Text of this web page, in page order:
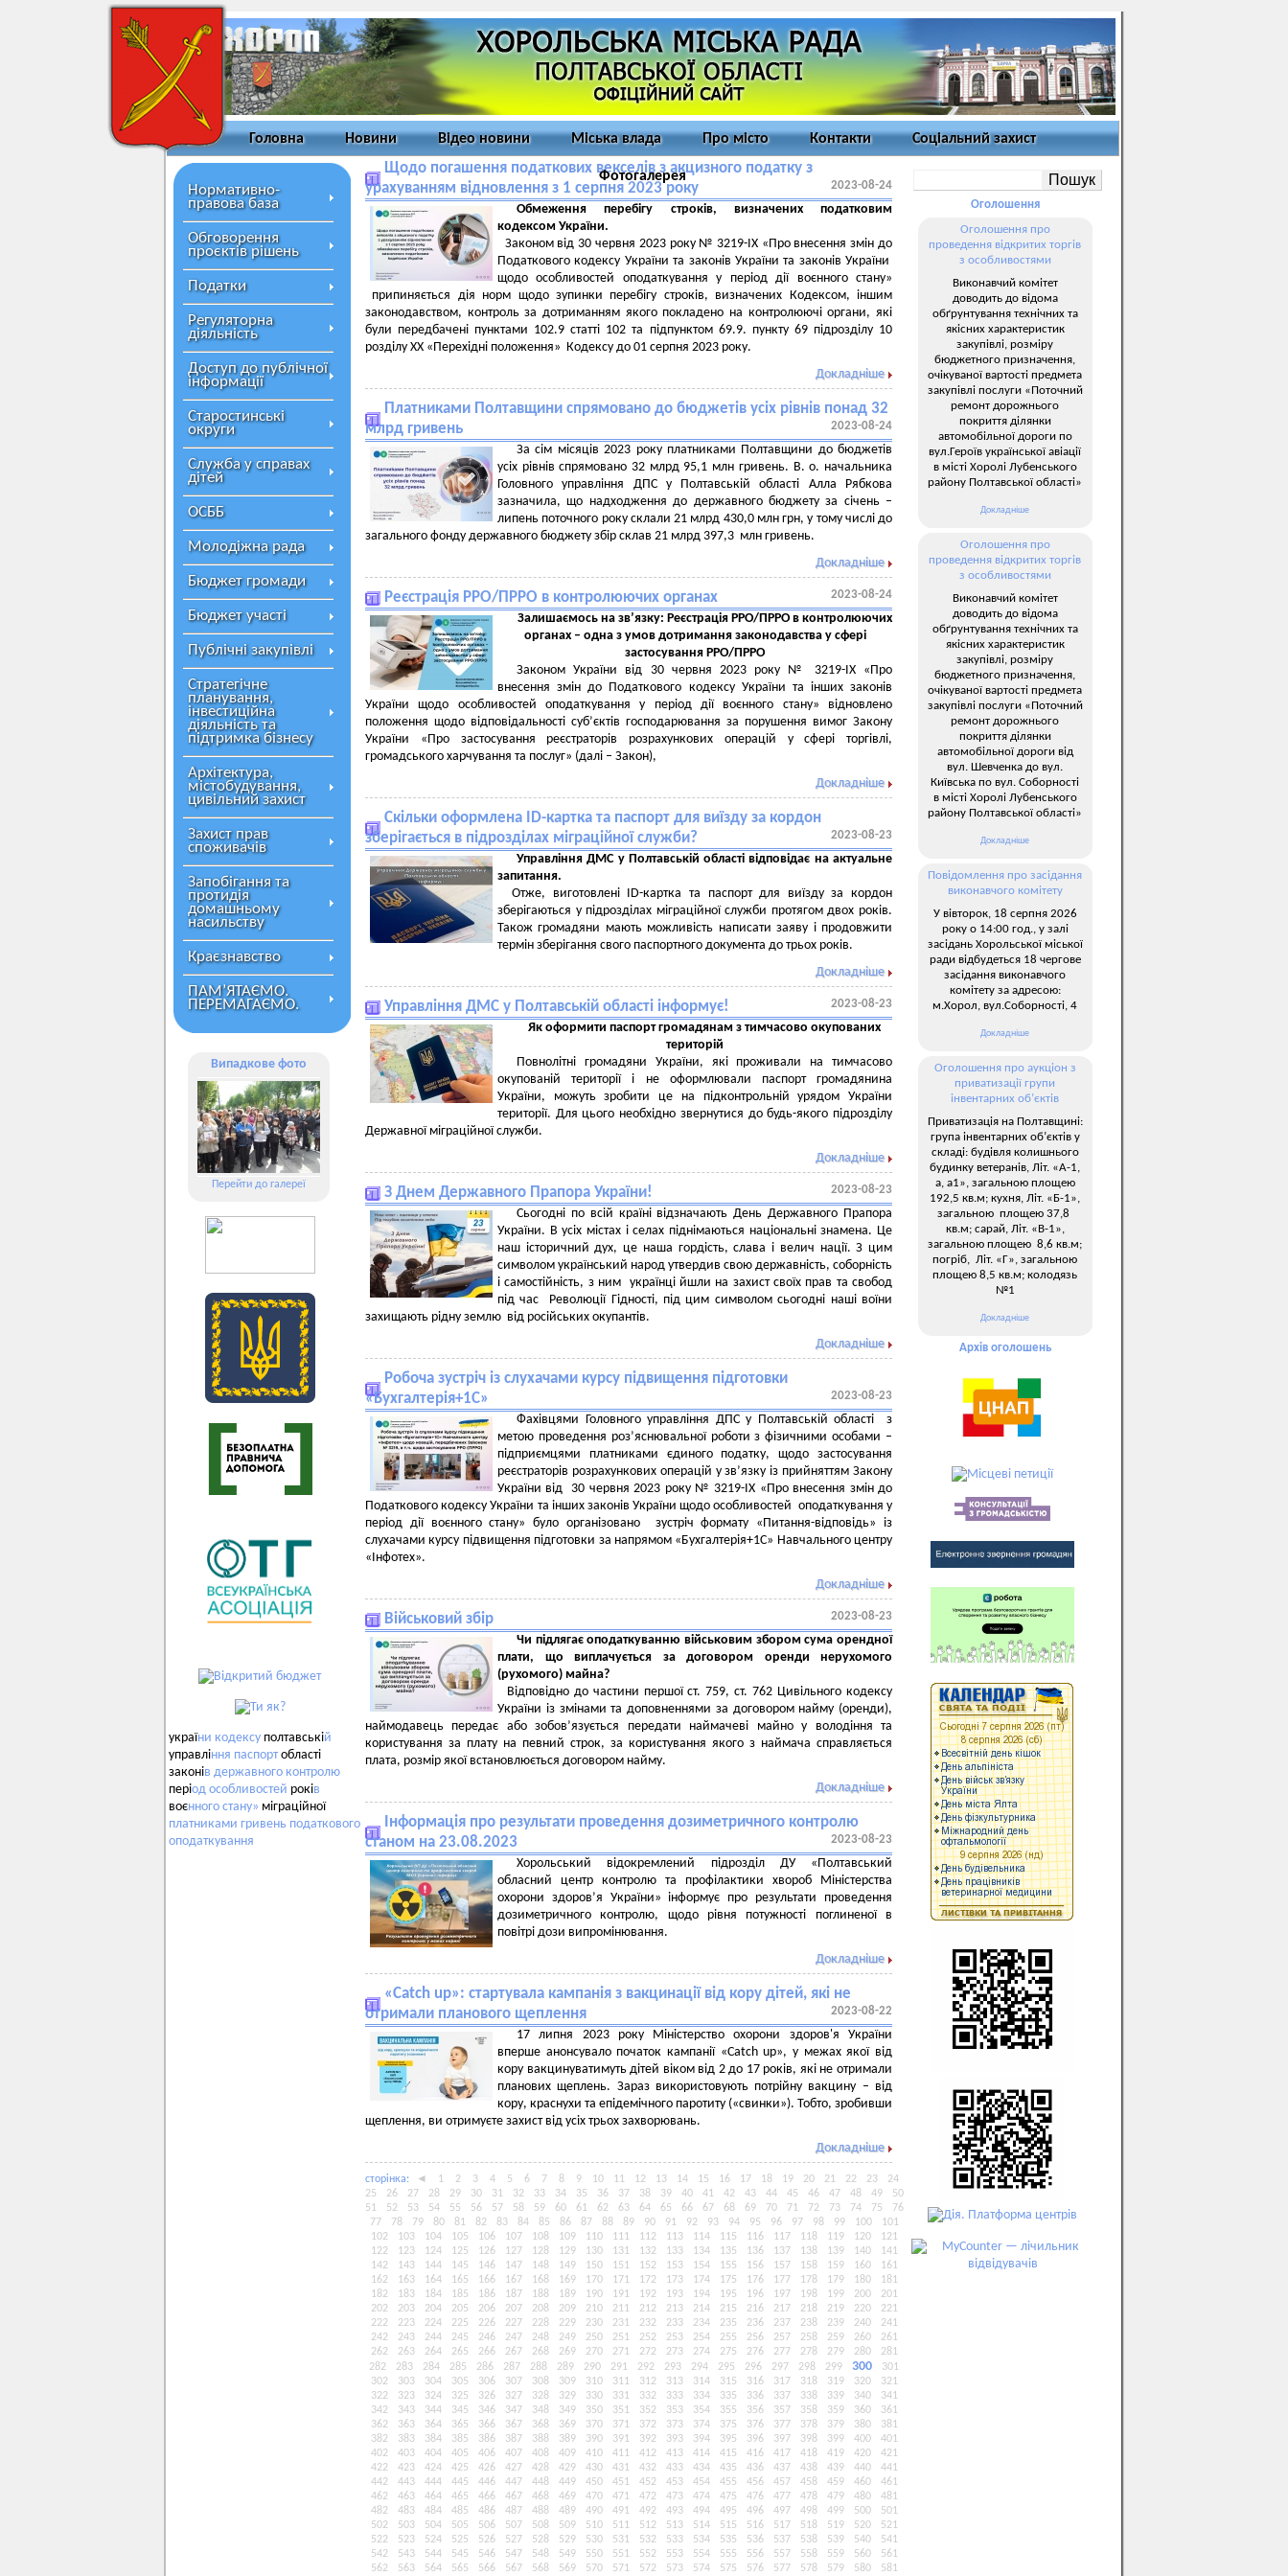
Головна Новини Відео новини Міська влада Про місто Контакти Соціальний захист
Фотогалерея
Нормативно-
правова база
Обговорення
проєктів рішень
Податки
Регуляторна
діяльність
Доступ до публічної
інформації
Старостинські
округи
Служба у справах
дітей
ОСББ
Молодіжна рада
Бюджет громади
Бюджет участі
Публічні закупівлі
Стратегічне
планування,
інвестиційна
діяльність та
підтримка бізнесу
Архітектура,
містобудування,
цивільний захист
Захист прав
споживачів
Запобігання та
протидія
домашньому
насильству
Краєзнавство
ПАМ’ЯТАЄМО.
ПЕРЕМАГАЄМО.
Випадкове фото
Перейти до галереї
україни кодексу полтавській
управління паспортобласті
законів державного контролю
період особливостей років
воєнного стану» міграційної
платниками гривень податкового
оподаткування
Щодо погашення податкових векселів з акцизного податку з
урахуванням відновлення з 1 серпня 2023 року
2023-08-24
Обмеження перебігу строків, визначених податковим
кодексом України.
Законом від 30 червня 2023 року № 3219-ІХ «Про внесення змін до
Податкового кодексу України та законів України та законів України
щодо особливостей оподаткування у період дії воєнного стану»
припиняється дія норм щодо зупинки перебігу строків, визначених Кодексом, іншим
законодавством, контроль за дотриманням якого покладено на контролюючі органи, які
були передбачені пунктами 102.9 статті 102 та підпунктом 69.9. пункту 69 підрозділу 10
розділу ХХ «Перехідні положення» Кодексу до 01 серпня 2023 року.
Докладніше
Платниками Полтавщини спрямовано до бюджетів усіх рівнів понад 32
млрд гривень
2023-08-24
За сім місяців 2023 року платниками Полтавщини до бюджетів
усіх рівнів спрямовано 32 млрд 95,1 млн гривень. В. о. начальника
Головного управління ДПС у Полтавській області Алла Рябкова
зазначила, що надходження до державного бюджету за січень –
липень поточного року склали 21 млрд 430,0 млн грн, у тому числі до
загального фонду державного бюджету збір склав 21 млрд 397,3 млн гривень.
Докладніше
Реєстрація РРО/ПРРО в контролюючих органах 2023-08-24
Залишаємось на зв’язку: Реєстрація РРО/ПРРО в контролюючих
органах – одна з умов дотримання законодавства у сфері
застосування РРО/ПРРО
Законом України від 30 червня 2023 року № 3219-IX «Про
внесення змін до Податкового кодексу України та інших законів
України щодо особливостей оподаткування у період дії воєнного стану» відновлено
положення щодо відповідальності суб’єктів господарювання за порушення вимог Закону
України «Про застосування реєстраторів розрахункових операцій у сфері торгівлі,
громадського харчування та послуг» (далі – Закон),
Докладніше
Скільки оформлена ID-картка та паспорт для виїзду за кордон
зберігається в підрозділах міграційної служби?
2023-08-23
Управління ДМС у Полтавській області відповідає на актуальне
запитання.
Отже, виготовлені ID-картка та паспорт для виїзду за кордон
зберігаються у підрозділах міграційної служби протягом двох років.
Також громадяни мають можливість написати заяву і продовжити
термін зберігання свого паспортного документа до трьох років.
Докладніше
Управління ДМС у Полтавській області інформує! 2023-08-23
Як оформити паспорт громадянам з тимчасово окупованих
територій
Повнолітні громадяни України, які проживали на тимчасово
окупованій території і не оформлювали паспорт громадянина
України, можуть зробити це на підконтрольній урядом України
території. Для цього необхідно звернутися до будь-якого підрозділу
Державної міграційної служби.
Докладніше
З Днем Державного Прапора України! 2023-08-23
Сьогодні по всій країні відзначають День Державного Прапора
України. В усіх містах і селах піднімаються національні знамена. Це
наш історичний дух, це наша гордість, слава і велич нації. З цим
символом український народ утвердив свою державність, соборність
і самостійність, з ним українці йшли на захист своїх прав та свобод
під час Революції Гідності, під цим символом сьогодні наші воїни
захищають рідну землю від російських окупантів.
Докладніше
Робоча зустріч із слухачами курсу підвищення підготовки
«Бухгалтерія+1С»
2023-08-23
Фахівцями Головного управління ДПС у Полтавській області з
метою проведення роз’яснювальної роботи з фізичними особами –
підприємцями платниками єдиного податку, щодо застосування
реєстраторів розрахункових операцій у зв’язку із прийняттям Закону
України від 30 червня 2023 року № 3219-IX «Про внесення змін до
Податкового кодексу України та інших законів України щодо особливостей оподаткування у
період дії воєнного стану» було організовано зустріч формату «Питання-відповідь» із
слухачами курсу підвищення підготовки за напрямом «Бухгалтерія+1С» Навчального центру
«Інфотех».
Докладніше
Військовий збір 2023-08-23
Чи підлягає оподаткуванню військовим збором сума орендної
плати, що виплачується за договором оренди нерухомого
(рухомого) майна?
Відповідно до частини першої ст. 759, ст. 762 Цивільного кодексу
України із змінами та доповненнями за договором найму (оренди),
наймодавець передає або зобов’язується передати наймачеві майно у володіння та
користування за плату на певний строк, за користування якого з наймача справляється
плата, розмір якої встановлюється договором найму.
Докладніше
Інформація про результати проведення дозиметричного контролю
станом на 23.08.2023
2023-08-23
Хорольський відокремлений підрозділ ДУ «Полтавський
обласний центр контролю та профілактики хвороб Міністерства
охорони здоров’я України» інформує про результати проведення
дозиметричного контролю, щодо рівня потужності поглиненої в
повітрі дози випромінювання.
Докладніше
«Catch up»: стартувала кампанія з вакцинації від кору дітей, які не
отримали планового щеплення
2023-08-22
17 липня 2023 року Міністерство охорони здоров'я України
вперше анонсувало початок кампанії «Catch up», у межах якої від
кору вакцинуватимуть дітей віком від 2 до 17 років, які не отримали
планових щеплень. Зараз використовують потрійну вакцину – від
кору, краснухи та епідемічного паротиту («свинки»). Тобто, зробивши
щеплення, ви отримуєте захист від усіх трьох захворювань.
Докладніше
сторiнка: ◄ 1 2 3 4 5 6 7 8 9 10 11 12 13 14 15 16 17 18 19 20 21 22 23
24
25
26 27 28 29 30 31 32 33 34 35 36 37 38 39 40 41 42 43 44 45 46 47 48 49
50
51
52 53 54 55 56 57 58 59 60 61 62 63 64 65 66 67 68 69 70 71 72 73 74 75
76
77
78 79 80 81 82 83 84 85 86 87 88 89 90 91 92 93 94 95 96 97 98 99 100
101
102
103 104 105 106 107 108 109 110 111 112 113 114 115 116 117 118 119 120
121
122
123 124 125 126 127 128 129 130 131 132 133 134 135 136 137 138 139 140
141
142
143 144 145 146 147 148 149 150 151 152 153 154 155 156 157 158 159 160
161
162
163 164 165 166 167 168 169 170 171 172 173 174 175 176 177 178 179 180
181
182
183 184 185 186 187 188 189 190 191 192 193 194 195 196 197 198 199 200
201
202
203 204 205 206 207 208 209 210 211 212 213 214 215 216 217 218 219 220
221
222
223 224 225 226 227 228 229 230 231 232 233 234 235 236 237 238 239 240
241
242
243 244 245 246 247 248 249 250 251 252 253 254 255 256 257 258 259 260
261
262
263 264 265 266 267 268 269 270 271 272 273 274 275 276 277 278 279 280
281
282
283 284 285 286 287 288 289 290 291 292 293 294 295 296 297 298 299 300
301
302
303 304 305 306 307 308 309 310 311 312 313 314 315 316 317 318 319 320
321
322
323 324 325 326 327 328 329 330 331 332 333 334 335 336 337 338 339 340
341
342
343 344 345 346 347 348 349 350 351 352 353 354 355 356 357 358 359 360
361
362
363 364 365 366 367 368 369 370 371 372 373 374 375 376 377 378 379 380
381
382
383 384 385 386 387 388 389 390 391 392 393 394 395 396 397 398 399 400
401
402
403 404 405 406 407 408 409 410 411 412 413 414 415 416 417 418 419 420
421
422
423 424 425 426 427 428 429 430 431 432 433 434 435 436 437 438 439 440
441
442
443 444 445 446 447 448 449 450 451 452 453 454 455 456 457 458 459 460
461
462
463 464 465 466 467 468 469 470 471 472 473 474 475 476 477 478 479 480
481
482
483 484 485 486 487 488 489 490 491 492 493 494 495 496 497 498 499 500
501
502
503 504 505 506 507 508 509 510 511 512 513 514 515 516 517 518 519 520
521
522
523 524 525 526 527 528 529 530 531 532 533 534 535 536 537 538 539 540
541
542
543 544 545 546 547 548 549 550 551 552 553 554 555 556 557 558 559 560
561
562
563 564 565 566 567 568 569 570 571 572 573 574 575 576 577 578 579 580 581
Оголошення
Оголошення про
проведення відкритих торгів
з особливостями
Виконавчий комітет
доводить до відома
обґрунтування технічних та
якісних характеристик
закупівлі, розміру
бюджетного призначення,
очікуваної вартості предмета
закупівлі послуги «Поточний
ремонт дорожнього
покриття ділянки
автомобільної дороги по
вул.Героїв української авіації
в місті Хоролі Лубенського
району Полтавської області»
Докладніше
Оголошення про
проведення відкритих торгів
з особливостями
Виконавчий комітет
доводить до відома
обґрунтування технічних та
якісних характеристик
закупівлі, розміру
бюджетного призначення,
очікуваної вартості предмета
закупівлі послуги «Поточний
ремонт дорожнього
покриття ділянки
автомобільної дороги від
вул. Шевченка до вул.
Київська по вул. Соборності
в місті Хоролі Лубенського
району Полтавської області»
Докладніше
Повідомлення про засідання
виконавчого комітету
У вівторок, 18 серпня 2026
року о 14:00 год., у залі
засідань Хорольської міської
ради відбудеться 18 чергове
засідання виконавчого
комітету за адресою:
м.Хорол, вул.Соборності, 4
Докладніше
Оголошення про аукціон з
приватизації групи
інвентарних об’єктів
Приватизація на Полтавщині:
група інвентарних об’єктів у
складі: будівля колишнього
будинку ветеранів, Літ. «А-1,
а, а1», загальною площею
192,5 кв.м; кухня, Літ. «Б-1»,
загальною площею 37,8
кв.м; сарай, Літ. «В-1»,
загальною площею 8,6 кв.м;
погріб, Літ. «Г», загальною
площею 8,5 кв.м; колодязь
№1
Докладніше
Архів оголошень